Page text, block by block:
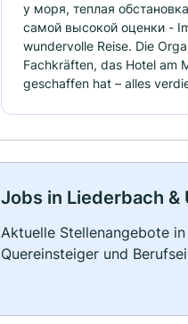
у моря, теплая
самой высокой оценки -
wundervolle Reise. Die
Fachkräften, das Hotel am
geschaffen hat – alles
Jobs in Liederbach
Aktuelle Stellenangebote
Quereinsteiger und